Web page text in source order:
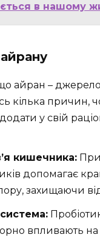
в нашому
айран –
кілька причин,
у свій
кишечника:
допомагає
захищаючи
впливають на